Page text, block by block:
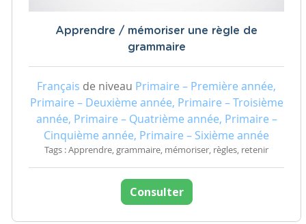
Apprendre / mémoriser une règle de
grammaire
Français de niveau Primaire – Première année,
Primaire – Deuxième année, Primaire – Troisième
année, Primaire – Quatrième année, Primaire –
Cinquième année, Primaire – Sixième année
Tags : Apprendre, grammaire, mémoriser, règles, retenir
Consulter